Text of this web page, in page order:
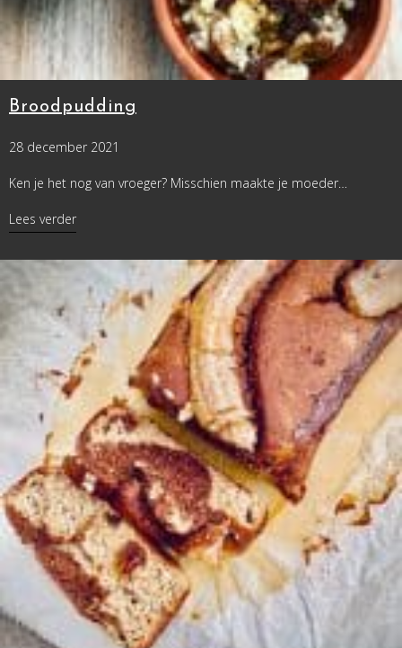
Broodpudding
28 december 2021
Ken je het nog van vroeger? Misschien maakte je moeder…
Lees verderabout Broodpudding